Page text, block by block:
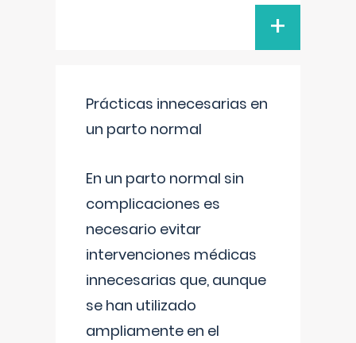
+
Prácticas innecesarias en
un parto normal
En un parto normal sin
complicaciones es
necesario evitar
intervenciones médicas
innecesarias que, aunque
se han utilizado
ampliamente en el